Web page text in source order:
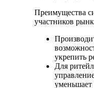
Преимущества
участников
укрепить
Для
уменьшает